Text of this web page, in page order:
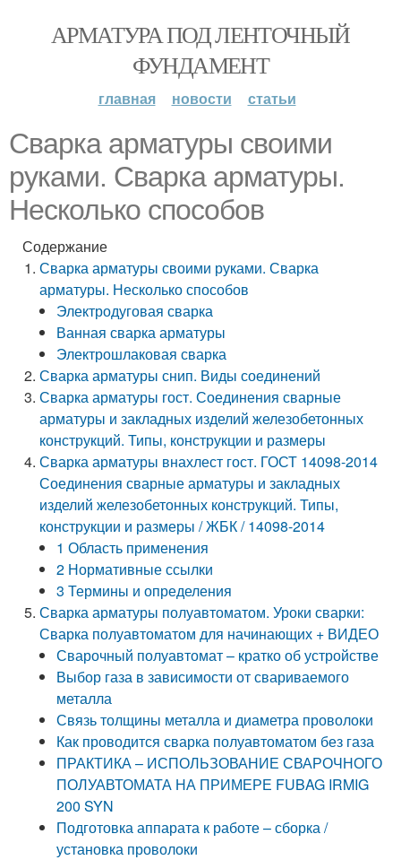
АРМАТУРА ПОД ЛЕНТОЧНЫЙ
ФУНДАМЕНТ
главная новости статьи
Сварка арматуры своими
руками. Сварка арматуры.
Несколько способов
Содержание
Сварка арматуры своими руками. Сварка
арматуры. Несколько способов
Электродуговая сварка
Ванная сварка арматуры
Электрошлаковая сварка
Сварка арматуры снип. Виды соединений
Сварка арматуры гост. Соединения сварные
арматуры и закладных изделий железобетонных
конструкций. Типы, конструкции и размеры
Сварка арматуры внахлест гост. ГОСТ 14098-2014
Соединения сварные арматуры и закладных
изделий железобетонных конструкций. Типы,
конструкции и размеры / ЖБК / 14098-2014
1 Область применения
2 Нормативные ссылки
3 Термины и определения
Сварка арматуры полуавтоматом. Уроки сварки:
Сварка полуавтоматом для начинающих + ВИДЕО
Сварочный полуавтомат – кратко об устройстве
Выбор газа в зависимости от свариваемого
металла
Связь толщины металла и диаметра проволоки
Как проводится сварка полуавтоматом без газа
ПРАКТИКА – ИСПОЛЬЗОВАНИЕ СВАРОЧНОГО
ПОЛУАВТОМАТА НА ПРИМЕРЕ FUBAG IRMIG
200 SYN
Подготовка аппарата к работе – сборка /
установка проволоки